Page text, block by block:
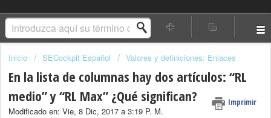
Inicio SECockpit Español Valores y definiciones: Enlaces
En la lista de columnas hay dos artículos: “RL
medio” y “RL Max” ¿Qué significan?
Imprimir
Modificado en: Vie, 8 Dic, 2017 a 3:19 P. M.